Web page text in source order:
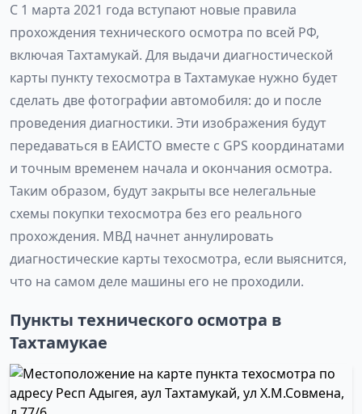
С 1 марта 2021 года вступают новые правила
прохождения технического осмотра по всей РФ,
включая Тахтамукай. Для выдачи диагностической
карты пункту техосмотра в Тахтамукае нужно будет
сделать две фотографии автомобиля: до и после
проведения диагностики. Эти изображения будут
передаваться в ЕАИСТО вместе с GPS координатами
и точным временем начала и окончания осмотра.
Таким образом, будут закрыты все нелегальные
схемы покупки техосмотра без его реального
прохождения. МВД начнет аннулировать
диагностические карты техосмотра, если выяснится,
что на самом деле машины его не проходили.
Пункты технического осмотра в
Тахтамукае